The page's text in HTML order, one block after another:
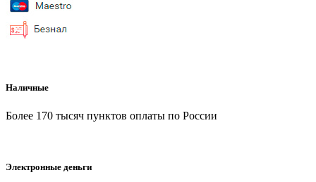
Наличные
Более 170 тысяч пунктов оплаты по России
Электронные деньги